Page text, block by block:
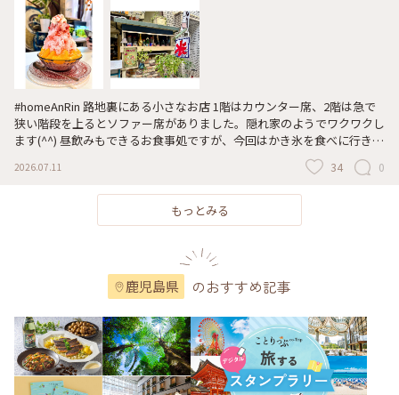
ェラテなども追加して、最初から お店で食べれば良かったやんっ😂💦
ケーキも、とても美味しそうでしたっ🧁😋💓 2026.07.19 #SWEET
SWEETS LABO #ジェラートマエストロ #日本一 #かき氷 #ひみつの絶景
#鹿児島めぐり #ぷりんの放浪記 #鹿児島県の魅力を発信
#homeAnRin 路地裏にある小さなお店 1階はカウンター席、2階は急で
狭い階段を上るとソファー席がありました。隠れ家のようでワクワクし
ます(^^) 昼飲みもできるお食事処ですが、今回はかき氷を食べに行きま
した。白熊・苺・キウイ・マンゴー・ティラミスのかき氷から、苺を選
びました♪ 暑い日にぴったり✨️のんびり涼むことが出来ました♡ #鹿児
島 #天文館 #名山町 #路地裏 #隠れ家 #カフェ #かき氷
2026.07.11 34 0
もっとみる
鹿児島県 のおすすめ記事